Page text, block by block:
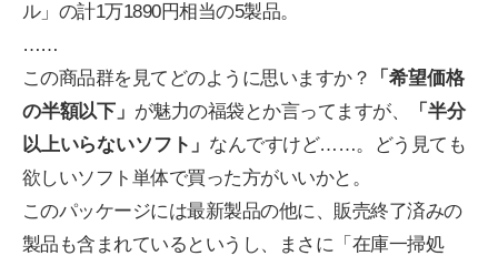
ル」の計1万1890円相当の5製品。
……
この商品群を見てどのように思いますか？
「希望価格
の半額以下」 が魅力の福袋とか言ってますが、
「半分
以上いらないソフト」 なんですけど……。どう見ても
欲しいソフト単体で買った方がいいかと。
このパッケージには最新製品の他に、販売終了済みの
製品も含まれているというし、まさに「在庫一掃処